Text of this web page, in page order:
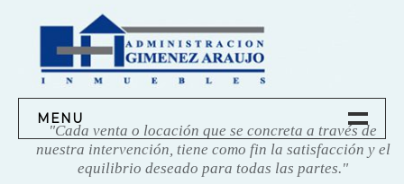
contenido
"Cada venta o locación que se concreta a través de
nuestra intervención, tiene como fin la satisfacción y el
equilibrio deseado para todas las partes."
MENU